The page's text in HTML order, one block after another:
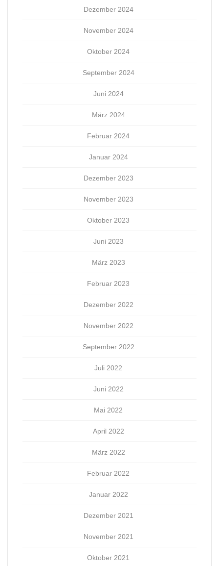
Dezember 2024
November 2024
Oktober 2024
September 2024
Juni 2024
März 2024
Februar 2024
Januar 2024
Dezember 2023
November 2023
Oktober 2023
Juni 2023
März 2023
Februar 2023
Dezember 2022
November 2022
September 2022
Juli 2022
Juni 2022
Mai 2022
April 2022
März 2022
Februar 2022
Januar 2022
Dezember 2021
November 2021
Oktober 2021